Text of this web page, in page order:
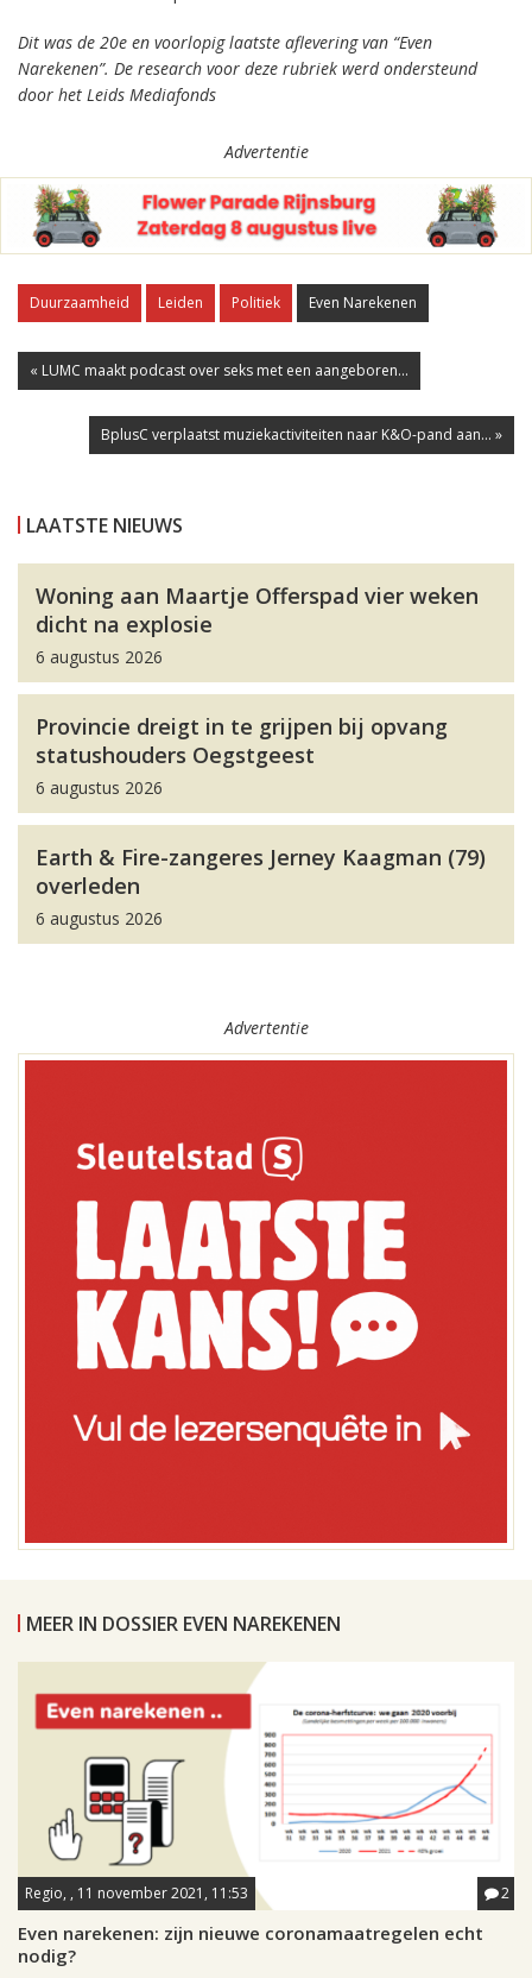
Dit was de 20e en voorlopig laatste aflevering van “Even
Narekenen”. De research voor deze rubriek werd ondersteund
door het Leids Mediafonds
Advertentie
Duurzaamheid Leiden Politiek Even Narekenen
« LUMC maakt podcast over seks met een aangeboren...
BplusC verplaatst muziekactiviteiten naar K&O-pand aan... »
LAATSTE NIEUWS
Woning aan Maartje Offerspad vier weken
dicht na explosie
6 augustus 2026
Provincie dreigt in te grijpen bij opvang
statushouders Oegstgeest
6 augustus 2026
Earth & Fire-zangeres Jerney Kaagman (79)
overleden
6 augustus 2026
Advertentie
MEER IN DOSSIER EVEN NAREKENEN
Regio, , 11 november 2021, 11:53 2
Even narekenen: zijn nieuwe coronamaatregelen echt
nodig?